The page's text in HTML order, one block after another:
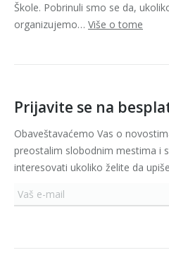
Škole. Pobrinuli smo se da,
organizujemo… Više o tome
Prijavite se na
Obaveštavaćemo Vas o
preostalim slobodnim mestima i
interesovati ukoliko želite da